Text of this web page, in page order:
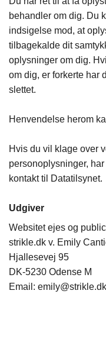
behandler om dig. Du
indsigelse mod, at
tilbagekalde dit
oplysninger om dig.
om dig, er forkerte har
slettet.
Henvendelse herom
Hvis du vil klage over
personoplysninger,
kontakt til Datatilsynet.
Udgiver
Websitet ejes og
strikle.dk v. Emily
Hjallesevej 95
DK-5230 Odense M
Email: emily@strikle.dk